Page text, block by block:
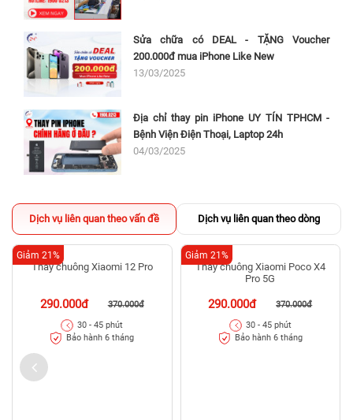
Sửa chữa có DEAL - TẶNG Voucher
200.000đ mua iPhone Like New
13/03/2025
Địa chỉ thay pin iPhone UY TÍN TPHCM -
Bệnh Viện Điện Thoại, Laptop 24h
04/03/2025
Dịch vụ liên quan theo vấn đề Dịch vụ liên quan theo dòng
Thay chuông Xiaomi 12 Pro
290.000đ 370.000đ
Giảm 21%
30 - 45 phút
Bảo hành 6 tháng
Thay chuông Xiaomi Poco X4
Pro 5G
290.000đ 370.000đ
Giảm 21%
30 - 45 phút
Bảo hành 6 tháng